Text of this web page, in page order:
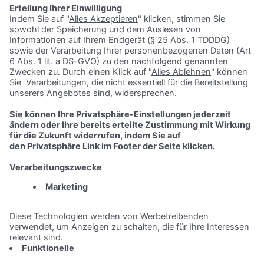
Kneipp GmbH
Die wirksamen naturheilkundlichen Studien des Gesundheitspioniers
Sebastian Kneipp legten 1891 den Grundstein für die Entstehung und
Entwicklung der heutigen Kneipp GmbH und der Marke Kneipp®.
Unternehmen mit Sitz in Würzburg gefragte Körperpflege- und
Badeprodukte sowie Arznei- und Nahrungsergänzungsmittel in viele
Länder der Welt.